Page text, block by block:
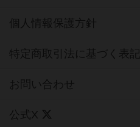
個人情報保護方針
特定商取引法に基づく表記
お問い合わせ
公式X